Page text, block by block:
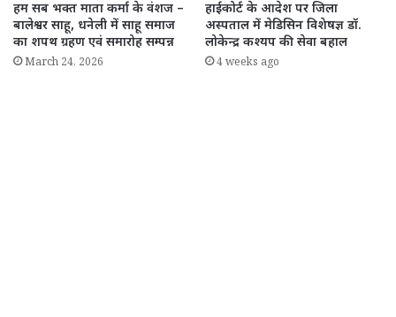
हम सब भक्त माता कर्मा के वंशज –
बालेश्वर साहू, धनेली में साहू समाज
का शपथ ग्रहण एवं समारोह सम्पन्न
March 24, 2026
हाईकोर्ट के आदेश पर जिला
अस्पताल में मेडिसिन विशेषज्ञ डॉ.
लोकेन्द्र कश्यप की सेवा बहाल
4 weeks ago